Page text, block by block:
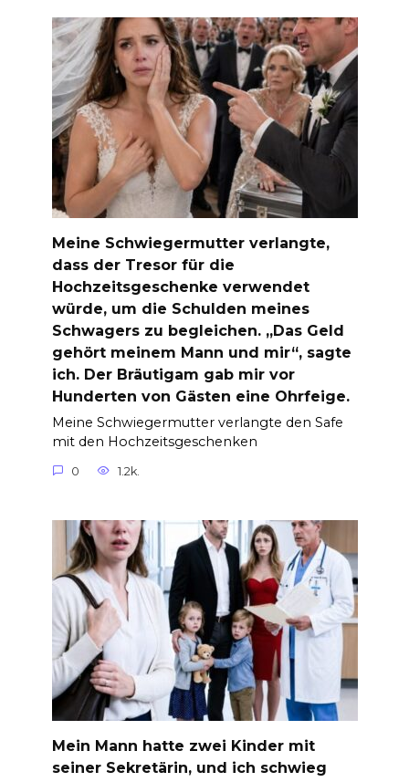
Meine Schwiegermutter verlangte,
dass der Tresor für die
Hochzeitsgeschenke verwendet
würde, um die Schulden meines
Schwagers zu begleichen. „Das Geld
gehört meinem Mann und mir“, sagte
ich. Der Bräutigam gab mir vor
Hunderten von Gästen eine Ohrfeige.
Meine Schwiegermutter verlangte den Safe
mit den Hochzeitsgeschenken
0 1.2k.
Mein Mann hatte zwei Kinder mit
seiner Sekretärin, und ich schwieg